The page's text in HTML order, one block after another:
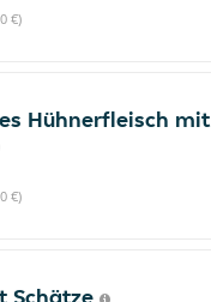
€)
Hühnerfleisch mit
€)